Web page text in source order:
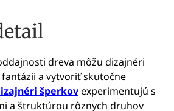
dreva môžu dizajnéri
a vytvoriť skutočne
šperkovexperimentujú s
a štruktúrou rôznych druhov